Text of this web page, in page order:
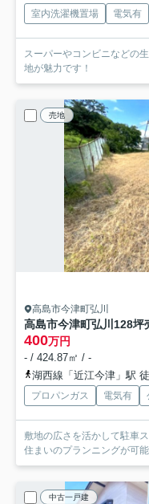
室内洗濯機置場 電気有
スーパーやコンビニなどの
地が魅力です！
売地
高島市今津町弘川
高島市今津町弘川128坪
400万円
- / 424.87㎡ / -
湖西線「近江今津」駅
プロパンガス 電気有
敷地の広さを活かして駐車
住まいのプランニングが可能
中古一戸建